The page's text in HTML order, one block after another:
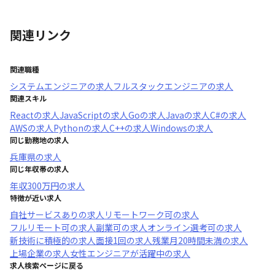
関連リンク
関連職種
システムエンジニアの求人フルスタックエンジニアの求人
関連スキル
Reactの求人JavaScriptの求人Goの求人Javaの求人C#の求人
AWSの求人Pythonの求人C++の求人Windowsの求人
同じ勤務地の求人
兵庫県の求人
同じ年収帯の求人
年収300万円の求人
特徴が近い求人
自社サービスあり の求人 リモートワーク可の求人
フルリモート可の求人副業可の求人オンライン選考可の求人
新技術に積極的の求人面接1回の求人残業月20時間未満の求人
上場企業の求人女性エンジニアが活躍中の求人
求人検索ページに戻る